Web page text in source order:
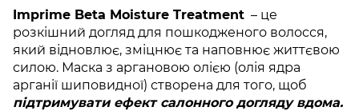
Imprime Beta Moisture Treatment – це
розкішний догляд для пошкодженого волосся,
який відновлює, зміцнює та наповнює життєвою
силою. Маска з аргановою олією (олія ядра
арганії шиповидної) створена для того, щоб
підтримувати ефект салонного догляду вдома.